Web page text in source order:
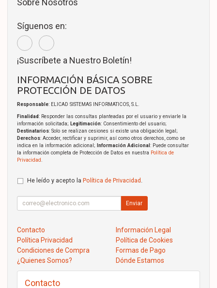
Síguenos en:
¡Suscríbete a Nuestro Boletín!
INFORMACIÓN BÁSICA SOBRE
PROTECCIÓN DE DATOS
Responsable: ELICAD SISTEMAS INFORMATICOS, S.L.
Finalidad: Responder las consultas planteadas por el usuario y enviarle la
información solicitada; Legitimación: Consentimiento del usuario;
Destinatarios: Solo se realizan cesiones si existe una obligación legal;
Derechos: Acceder, rectificar y suprimir, así como otros derechos, como se
indica en la información adicional;
Información Adicional : Puede consultar
la información completa de Protección de Datos en nuestra Política de
Privacidad
He leído y acepto la Política de Privacidad
Enviar
Contacto
Información Legal
Política Privacidad
Política de Cookies
Condiciones de Compra
Formas de Pago
¿Quienes Somos?
Dónde Estamos
Contacto